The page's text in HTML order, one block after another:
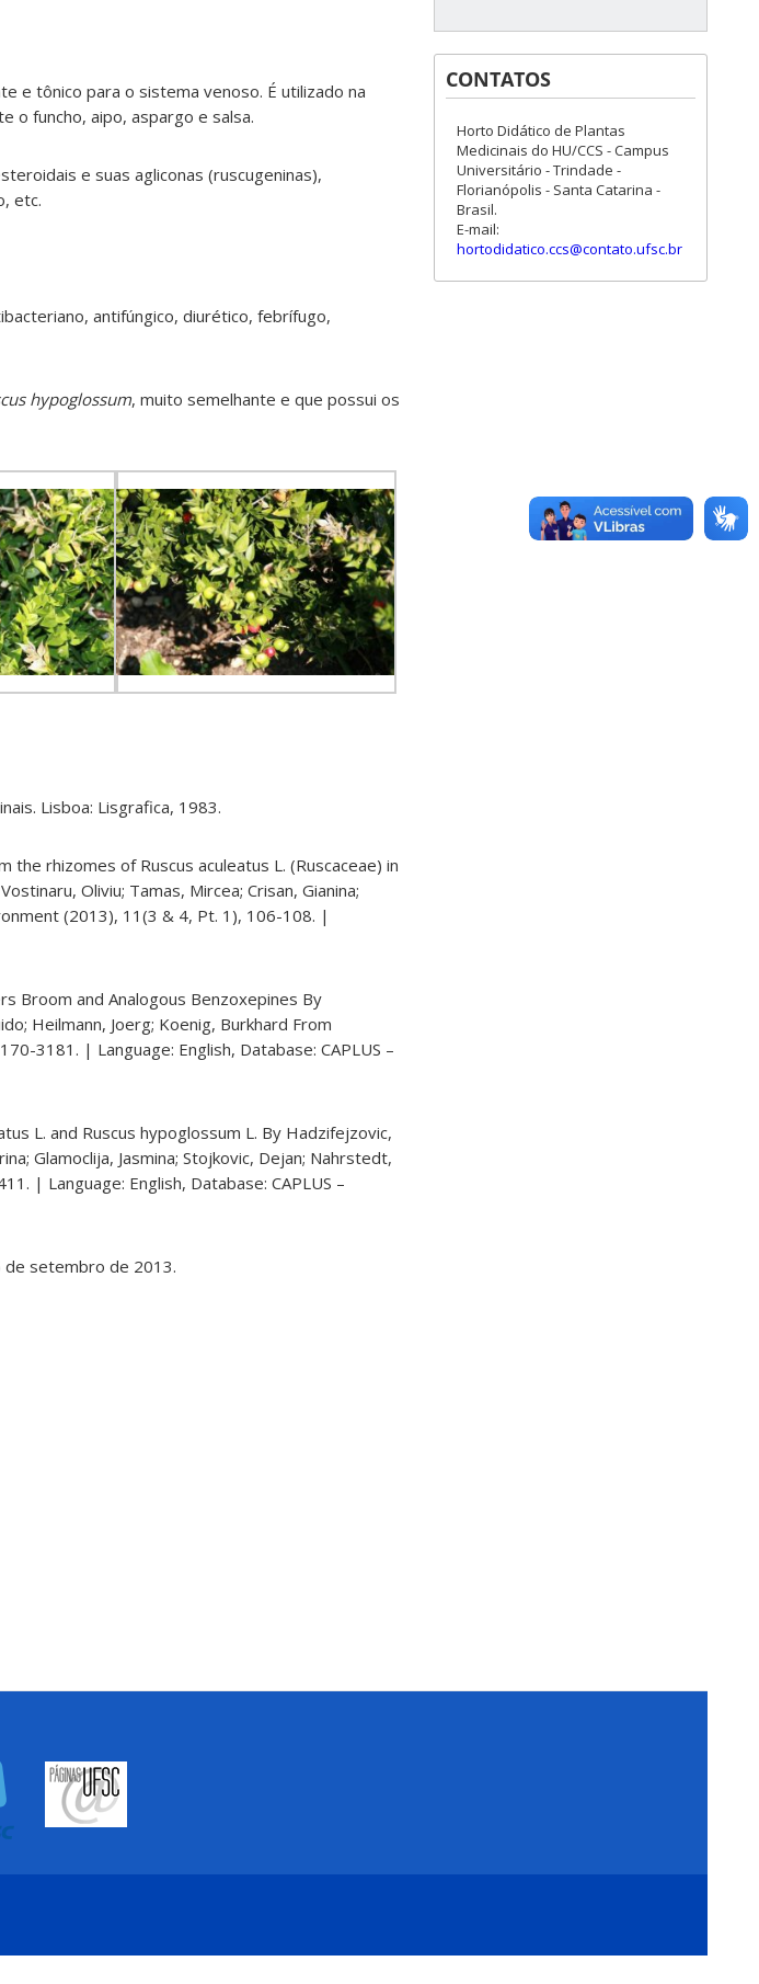
e tônico para o sistema venoso. É utilizado na
o funcho, aipo, aspargo e salsa.
e suas agliconas (ruscugeninas),
etc.
antifúngico, diurético, febrífugo,
hypoglossum, muito semelhante e que possui os
Lisboa: Lisgrafica, 1983.
rhizomes of Ruscus aculeatus L. (Ruscaceae) in
Oliviu; Tamas, Mircea; Crisan, Gianina;
(2013), 11(3 & 4, Pt. 1), 106-108. |
Broom and Analogous Benzoxepines By
Heilmann, Joerg; Koenig, Burkhard From
3181. | Language: English, Database: CAPLUS –
L. and Ruscus hypoglossum L. By Hadzifejzovic,
Glamoclija, Jasmina; Stojkovic, Dejan; Nahrstedt,
| Language: English, Database: CAPLUS –
setembro de 2013.
CONTATOS
Horto Didático de Plantas
Medicinais do HU/CCS - Campus
Universitário - Trindade -
Florianópolis - Santa Catarina -
Brasil.
E-mail:
hortodidatico.ccs@contato.ufsc.br